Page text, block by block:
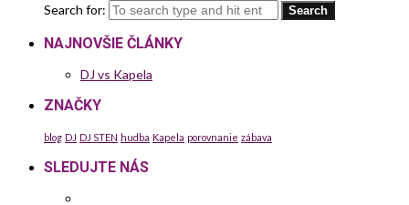
Search for:
NAJNOVŠIE ČLÁNKY
DJ vs Kapela
ZNAČKY
blog DJ DJ STEN hudba Kapela porovnanie zábava
SLEDUJTE NÁS